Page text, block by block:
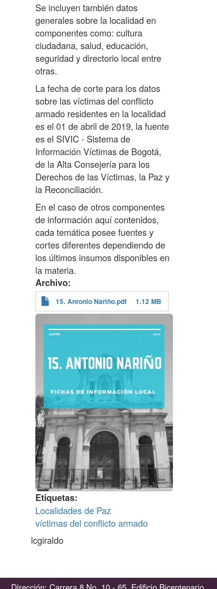
Se incluyen también datos
generales sobre la localidad en
componentes como: cultura
ciudadana, salud, educación,
seguridad y directorio local entre
otras.
La fecha de corte para los datos
sobre las víctimas del conflicto
armado residentes en la localidad
es el 01 de abril de 2019, la fuente
es el SIVIC - Sistema de
Información Víctimas de Bogotá,
de la Alta Consejería para los
Derechos de las Víctimas, la Paz y
la Reconciliación.
En el caso de otros componentes
de información aquí contenidos,
cada temática posee fuentes y
cortes diferentes dependiendo de
los últimos insumos disponibles en
la materia.
Archivo
15. Antonio Nariño.pdf 1.12 MB
Etiquetas
Localidades de Paz
víctimas del conflicto armado
lcgiraldo